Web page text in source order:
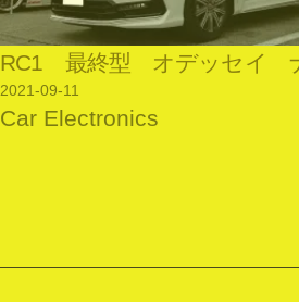
RC1 最終型 オデッセイ
2021-09-11
Car Electronics